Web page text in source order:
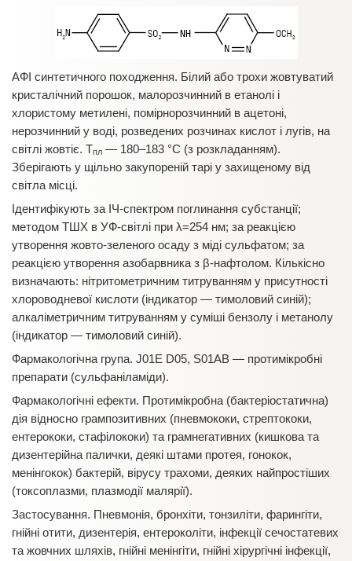
АФІ синтетичного походження. Білий або трохи жовтуватий
кристалічний порошок, малорозчинний в етанолі і
хлористому метилені, помірнорозчинний в ацетоні,
нерозчинний у воді, розведених розчинах кислот і лугів, на
світлі жовтіє. Тпл — 180–183 °С (з розкладанням).
Зберігають у щільно закупореній тарі у захищеному від
світла місці.
Ідентифікують за ІЧ-спектром поглинання субстанції;
методом ТШХ в УФ-світлі при λ=254 нм; за реакцією
утворення жовто-зеленого осаду з міді сульфатом; за
реакцією утворення азобарвника з β-нафтолом. Кількісно
визначають: нітритометричним титруванням у присутності
хлороводневої кислоти (індикатор — тимоловий синій);
алкаліметричним титруванням у суміші бензолу і метанолу
(індикатор — тимоловий синій).
Фармакологічна група. J01E D05, S01AB — протимікробні
препарати (сульфаніламіди).
Фармакологічні ефекти. Протимікробна (бактеріостатична)
дія відносно грампозитивних (пневмококи, стрептококи,
ентерококи, стафілококи) та грамнегативних (кишкова та
дизентерійна палички, деякі штами протея, гонокок,
менінгокок) бактерій, вірусу трахоми, деяких найпростіших
(токсоплазми, плазмодії малярії).
Застосування. Пневмонія, бронхіти, тонзиліти, фарингіти,
гнійні отити, дизентерія, ентероколіти, інфекції сечостатевих
та жовчних шляхів, гнійні менінгіти, гнійні хірургічні інфекції,